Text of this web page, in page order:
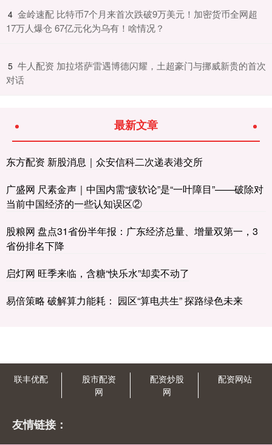
4 ​金岭速配 比特币7个月来首次跌破9万美元！加密货币全网超
17万人爆仓 67亿元化为乌有！啥情况？
5 ​牛人配资 加拉塔萨雷遇博德闪耀，土超豪门与挪威新贵的首次
对话
最新文章
东方配资 新股消息｜众安信科二次递表港交所
广盛网 尺素金声｜中国内需“疲软论”是“一叶障目”——破除对
当前中国经济的一些认知误区②
股粮网 盘点31省份半年报：广东经济总量、增量双第一，3
省份排名下降
启灯网 旺季来临，含糖“快乐水”却卖不动了
易倍策略 破解算力能耗： 园区“算电共生” 探路绿色未来
联丰优配
股市配资
网
配资炒股
网
配资网站
友情链接：